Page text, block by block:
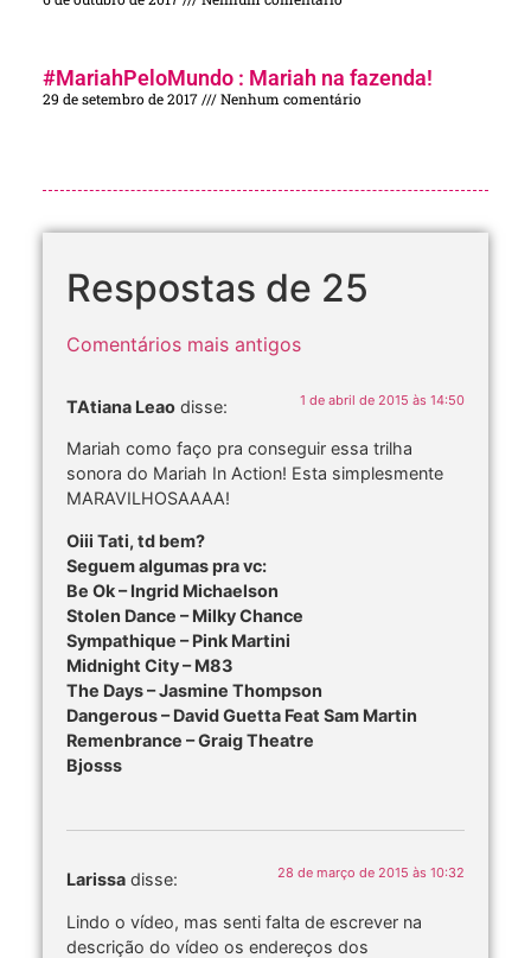
#MariahPeloMundo : Mariah na fazenda!
29 de setembro de 2017 Nenhum comentário
Respostas de 25
Comentários mais antigos
TAtiana Leao disse: 1 de abril de 2015 às 14:50
Mariah como faço pra conseguir essa trilha
sonora do Mariah In Action! Esta simplesmente
MARAVILHOSAAAA!
Oiii Tati, td bem?
Seguem algumas pra vc:
Be Ok – Ingrid Michaelson
Stolen Dance – Milky Chance
Sympathique – Pink Martini
Midnight City – M83
The Days – Jasmine Thompson
Dangerous – David Guetta Feat Sam Martin
Remenbrance – Graig Theatre
Bjosss
Larissa disse: 28 de março de 2015 às 10:32
Lindo o vídeo, mas senti falta de escrever na
descrição do vídeo os endereços dos